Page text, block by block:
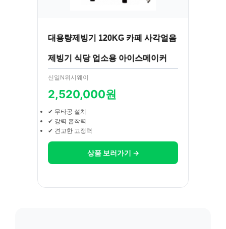
대용량제빙기 120KG 카페 사각얼음
제빙기 식당 업소용 아이스메이커
신일N위시웨이
2,520,000원
✔ 무타공 설치
✔ 강력 흡착력
✔ 견고한 고정력
상품 보러가기 →